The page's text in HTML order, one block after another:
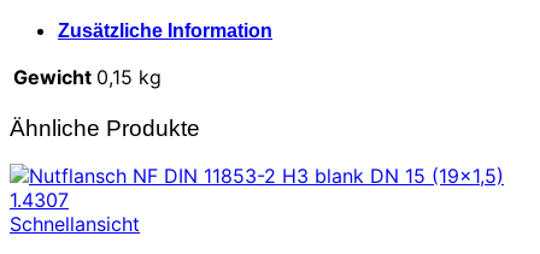
Zusätzliche Information
Gewicht 0,15 kg
Ähnliche Produkte
Schnellansicht